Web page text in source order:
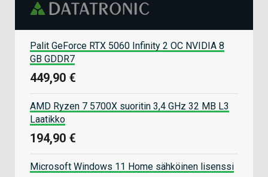
Palit GeForce RTX 5060 Infinity 2 OC NVIDIA 8
GB GDDR7
449,90 €
AMD Ryzen 7 5700X suoritin 3,4 GHz 32 MB L3
Laatikko
194,90 €
Microsoft Windows 11 Home sähköinen lisenssi